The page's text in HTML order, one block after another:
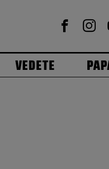
VEDETE